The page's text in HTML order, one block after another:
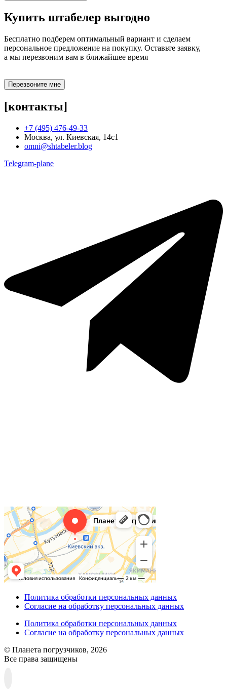
Купить штабелер выгодно
Бесплатно подберем оптимальный вариант и сделаем
персональное предложение на покупку. Оставьте заявку,
а мы перезвоним вам в ближайшее время
Перезвоните мне
[контакты]
+7 (495) 476-49-33
Москва, ул. Киевская, 14с1
omni@shtabeler.blog
Telegram-plane
Политика обработки персональных данных
Согласие на обработку персональных данных
Политика обработки персональных данных
Согласие на обработку персональных данных
© Планета погрузчиков, 2026
Все права защищены